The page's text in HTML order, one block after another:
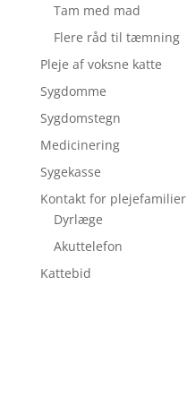
Tam med mad
Flere råd til tæmning
Pleje af voksne katte
Sygdomme
Sygdomstegn
Medicinering
Sygekasse
Kontakt for plejefamilier
Dyrlæge
Akuttelefon
Kattebid